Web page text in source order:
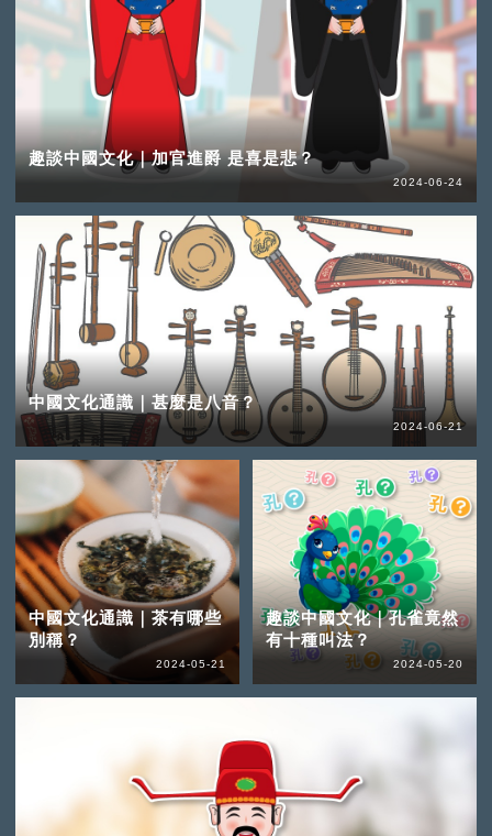
趣談中國文化｜加官進爵 是喜是悲？
2024-06-24
中國文化通識｜甚麼是八音？
2024-06-21
中國文化通識｜茶有哪些
別稱？
2024-05-21
趣談中國文化｜孔雀竟然
有十種叫法？
2024-05-20